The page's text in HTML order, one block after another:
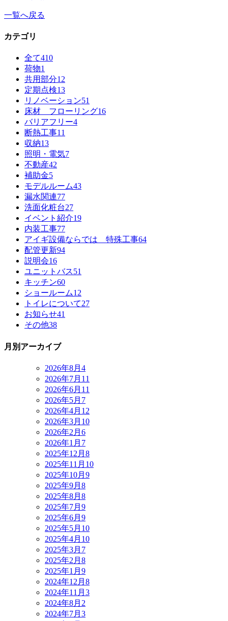
一覧へ戻る
カテゴリ
全て410
荷物1
共用部分12
定期点検13
リノベーション51
床材 フローリング16
バリアフリー4
断熱工事11
収納13
照明・電気7
不動産42
補助金5
モデルルーム43
漏水関連77
洗面化粧台27
イベント紹介19
内装工事77
アイギ設備ならでは 特殊工事64
配管更新94
説明会16
ユニットバス51
キッチン60
ショールーム12
トイレについて27
お知らせ41
その他38
月別アーカイブ
2026年8月 4
2026年7月 11
2026年6月 11
2026年5月 7
2026年4月 12
2026年3月 10
2026年2月 6
2026年1月 7
2025年12月 8
2025年11月 10
2025年10月 9
2025年9月 8
2025年8月 8
2025年7月 9
2025年6月 9
2025年5月 10
2025年4月 10
2025年3月 7
2025年2月 8
2025年1月 9
2024年12月 8
2024年11月 3
2024年8月 2
2024年7月 3